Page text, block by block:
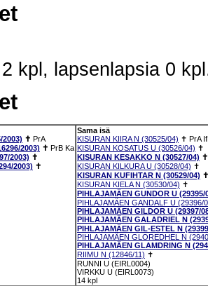
kpl, lapsenlapsia 0
2003) ✝ PrA
2003) ✝ PrB Ka
2003) ✝
2003) ✝
Sama isä
KISURAN KIIRA N (30525/04) ✝ PrA
KISURAN KOSATUS U (30526/04) ✝
KISURAN KESAKKO N (30527/04) ✝
KISURAN KILKURA U (30528/04) ✝
KISURAN KUFIHTAR N (30529/04) ✝
KISURAN KIELA N (30530/04) ✝
PIHLAJAMÄEN GUNDOR U (29395/
PIHLAJAMÄEN GANDALF U (29396/
PIHLAJAMÄEN GILDOR U (29397/
PIHLAJAMÄEN GALADRIEL N
PIHLAJAMÄEN GIL-ESTEL N
PIHLAJAMÄEN GLOREDHEL N
PIHLAJAMÄEN GLAMDRING N
RIIMU N (12846/11) ✝
RUNNI U (EIRL0004)
VIRKKU U (EIRL0073)
14 kpl